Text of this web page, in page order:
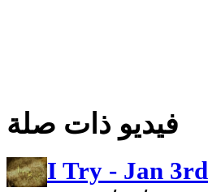
فيديو ذات صلة
I Try - Jan 3rd